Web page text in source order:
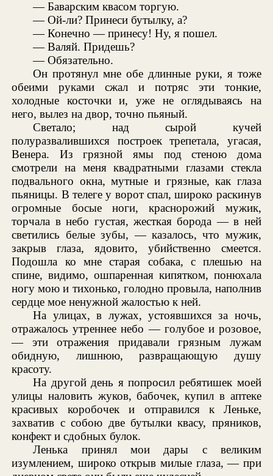
— Баварским квасом торгую.
— Ой-ли? Принеси бутылку, а?
— Конечно — принесу! Ну, я пошел.
— Валяй. Придешь?
— Обязательно.
Он протянул мне обе длинные руки, я тоже
обеими руками сжал и потряс эти тонкие,
холодные косточки и, уже не оглядываясь на
него, вылез на двор, точно пьяный.
Светало; над сырой кучей
полуразвалившихся построек трепетала, угасая,
Венера. Из грязной ямы под стеною дома
смотрели на меня квадратными глазами стекла
подвального окна, мутные и грязные, как глаза
пьяницы. В телеге у ворот спал, широко раскинув
огромные босые ноги, краснорожий мужик,
торчала в небо густая, жесткая борода — в ней
светились белые зубы, — казалось, что мужик,
закрыв глаза, ядовито, убийственно смеется.
Подошла ко мне старая собака, с плешью на
спине, видимо, ошпаренная кипятком, понюхала
ногу мою и тихонько, голодно провыла, наполнив
сердце мое ненужной жалостью к ней.
На улицах, в лужах, устоявшихся за ночь,
отражалось утреннее небо — голубое и розовое,
— эти отражения придавали грязным лужам
обидную, лишнюю, развращающую душу
красоту.
На другой день я попросил ребятишек моей
улицы наловить жуков, бабочек, купил в аптеке
красивых коробочек и отправился к Леньке,
захватив с собою две бутылки квасу, пряников,
конфект и сдобных булок.
Ленька принял мои дары с великим
изумлением, широко открыв милые глаза, — при